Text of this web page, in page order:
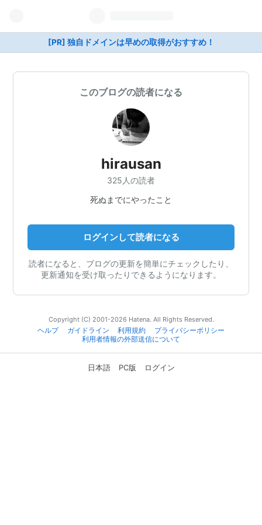
[PR] 独自ドメインは早めの取得がおすすめ！
このブログの読者になる
hirausan
325人の読者
死ぬまでにやったこと
ログインして読者になる
読者になると、ブログの更新を簡単にチェックしたり、
更新通知を受け取ったりできるようになります。
Copyright (C) 2001-2026 Hatena. All Rights Reserved.
ヘルプ
ガイドライン 利用規約
プライバシーポリシー
利用者情報の外部送信について
日本語 PC版 ログイン